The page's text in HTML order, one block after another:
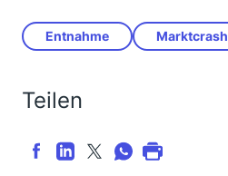
Entnahme Marktcrash
Teilen